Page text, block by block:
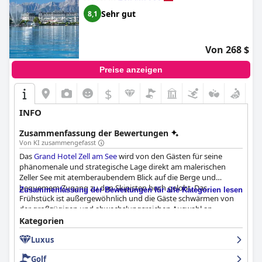
8,1 Sehr gut
Von 268 $
Preise anzeigen
$
INFO
Zusammenfassung der Bewertungen
Von KI zusammengefasst
DasGrand Hotel Zell am Seewird von den Gästen für seine
phänomenale und strategische Lage direkt am malerischen
Zeller See mit atemberaubendem Blick auf die Berge und
bequemem Zugang zu den Skipisten hoch gelobt. Das
Frühstück ist außergewöhnlich und die Gäste schwärmen von
der großzügigen und abwechslungsreichen Auswahl an
verschiedenen Gerichten. Das Abendessen ist ebenfalls
bemerkenswert und bietet drei verschiedene Variationen mit
ausgezeichneter Qualität und mehreren Gängen. Das Hotel
verfügt über schöne und gut gepflegte Zimmer mit bequemen
Zusammenfassung der Bewertungen für alle Kategorien lesen
Kategorien
Luxus
Golf